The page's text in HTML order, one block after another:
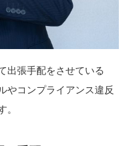
出張手配をさせている
やコンプライアンス違反
。